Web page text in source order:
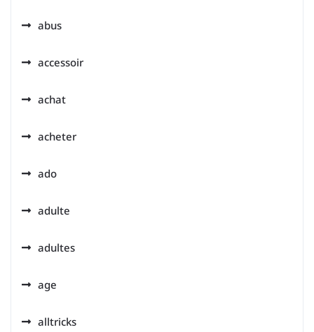
abus
accessoir
achat
acheter
ado
adulte
adultes
age
alltricks